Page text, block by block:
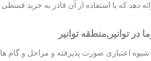
دهد که با استفاده از آن قادر به خرید قسطی
توانیر,منطقه توانیر
اعتباری صورت پذیرفته و مراحل و گام